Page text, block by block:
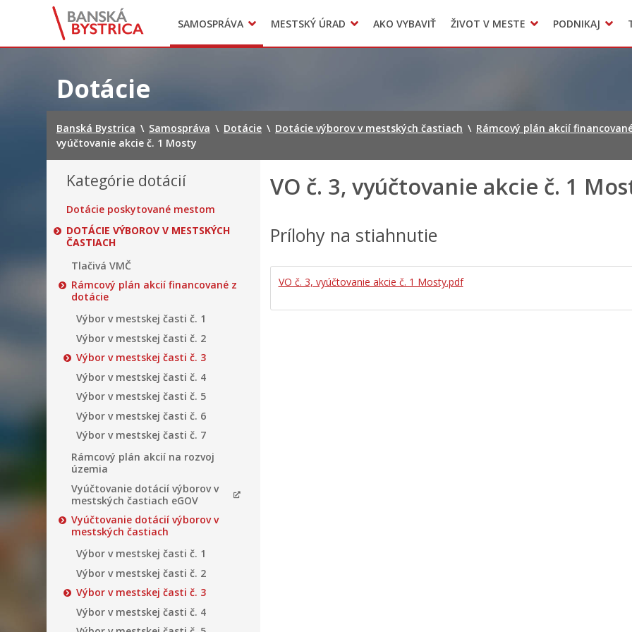
SAMOSPRÁVA MESTSKÝ ÚRAD
Oznamy
Zmluvy, faktúry a objednávky
AKO VYBAVIŤ ŽIVOT V MESTE
Mladí BB
Odpady, verejné priestranstváPODNIKAJ
Head of Municipal office
Accommodation
Dotácie
Banská Bystrica \ Samospráva \ Dotácie \ Dotácie výborov v mestských častiach \ Rámcový plán akcií
vyúčtovanie akcie č. 1 Mosty
Kategórie dotácií
Dotácie poskytované mestom
DOTÁCIE VÝBOROV V MESTSKÝCH
ČASTIACH
Tlačivá VMČ
Rámcový plán akcií financované z
dotácie
Výbor v mestskej časti č. 1
Výbor v mestskej časti č. 2
Výbor v mestskej časti č. 3
Výbor v mestskej časti č. 4
Výbor v mestskej časti č. 5
Výbor v mestskej časti č. 6
Výbor v mestskej časti č. 7
Rámcový plán akcií na rozvoj
územia
Vyúčtovanie dotácií výborov v
mestských častiach eGOV
Vyúčtovanie dotácií výborov v
mestských častiach
Výbor v mestskej časti č. 1
Výbor v mestskej časti č. 2
Výbor v mestskej časti č. 3
Výbor v mestskej časti č. 4
VO č. 3, vyúčtovanie akcie č. 1
Prílohy na stiahnutie
VO č. 3, vyúčtovanie akcie č. 1 Mosty.pdf